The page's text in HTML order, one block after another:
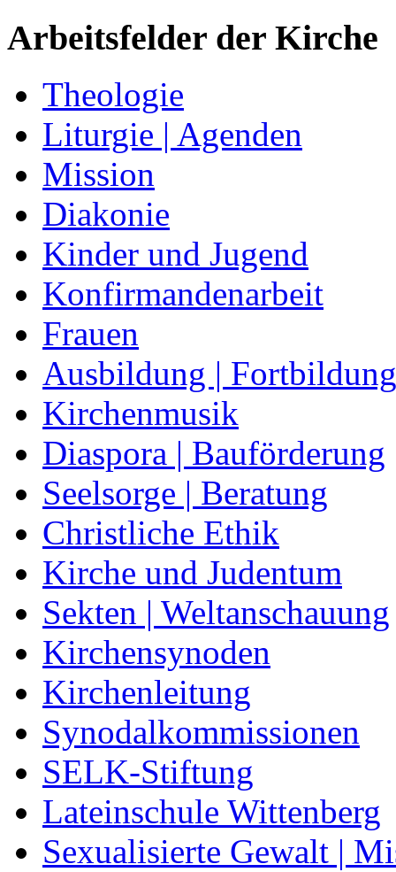
Arbeitsfelder der Kirche
Theologie
Liturgie | Agenden
Mission
Diakonie
Kinder und Jugend
Konfirmandenarbeit
Frauen
Ausbildung | Fortbildung
Kirchenmusik
Diaspora | Bauförderung
Seelsorge | Beratung
Christliche Ethik
Kirche und Judentum
Sekten | Weltanschauung
Kirchensynoden
Kirchenleitung
Synodalkommissionen
SELK-Stiftung
Lateinschule Wittenberg
Sexualisierte Gewalt |